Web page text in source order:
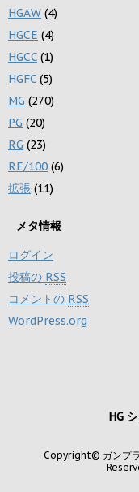
HGAW (4)
HGCE (4)
HGCC (1)
HGFC (5)
MG (270)
PG (20)
RG (23)
RE/100 (6)
拡張 (11)
メタ情報
ログイン
投稿の RSS
コメントの RSS
WordPress.org
HG
Copyright© ガンプ